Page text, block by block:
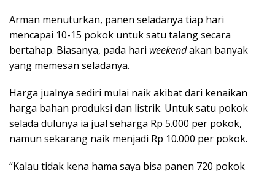
Arman menuturkan, panen seladanya tiap hari
mencapai 10-15 pokok untuk satu talang secara
bertahap. Biasanya, pada hari weekendakan banyak
yang memesan seladanya.
Harga jualnya sediri mulai naik akibat dari kenaikan
harga bahan produksi dan listrik. Untuk satu pokok
selada dulunya ia jual seharga Rp 5.000 per pokok,
namun sekarang naik menjadi Rp 10.000 per pokok.
“Kalau tidak kena hama saya bisa panen 720 pokok